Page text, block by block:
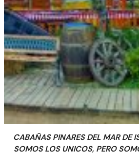
CABAÑAS PINARES DEL MAR DE
SOMOS LOS UNICOS, PERO